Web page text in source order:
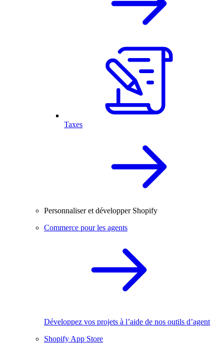
Taxes
Personnaliser et développer Shopify
Commerce pour les agents
Développez vos projets à l’aide de nos outils d’agent
Shopify App Store